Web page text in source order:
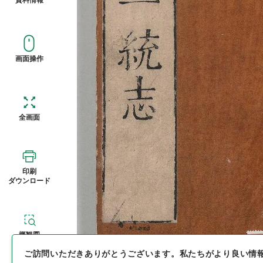
画面操作
全画面
印刷
ダウンロード
概観図
ご訪問いただきありがとうございます。 私たちがより良い情